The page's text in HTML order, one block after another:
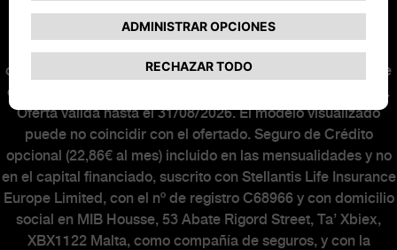
solicitud y concesión de la ayuda PLAN AUTO+. La
concesión o no de la ayuda PLAN AUTO+ no alterará la
operación financiera. Al final del contrato podrá elegir entre
entregar su vehículo, o abonar o refinanciar la última cuota.
Oferta válida hasta el 31/08/2026. El modelo visualizado
puede no coincidir con el ofertado. Seguro de Crédito
opcional (22,86€ al mes) incluido en las mensualidades y no
en el capital financiado, suscrito con Stellantis Life Insurance
Europe Limited, con el nº de registro C68966 y con domicilio
social en MIB Housse, 53 Abate Rigord Street, Ta’ Xbiex,
XBX1122 Malta, como compañía de seguros, y con la